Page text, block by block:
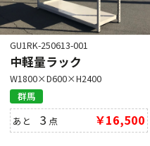
GU1RK-250613-001
中軽量ラック
W1800×D600×H2400
群馬
あと3 点 ￥16,500